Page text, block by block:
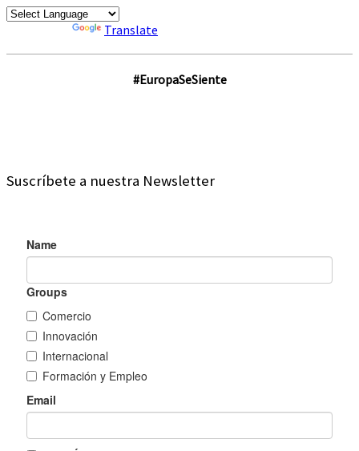
Translate
#EuropaSeSiente
Suscríbete a nuestra Newsletter